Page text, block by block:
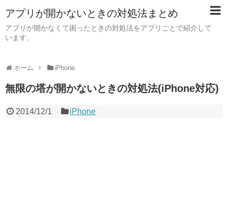
アプリが開かないときの対処法まとめ
アプリが開かなくて困ったときの対処法をアプリごとで紹介して
います。
ホーム iPhone
無限の塔が開かないときの対処法(iPhone対応)
2014/12/1 iPhone